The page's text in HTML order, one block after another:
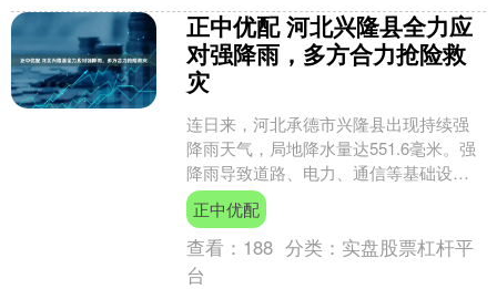
正中优配 河北兴隆县全力应
对强降雨，多方合力抢险救
灾
连日来，河北承德市兴隆县出现持续强
降雨天气，局地降水量达551.6毫米。强
降雨导致道路、电力、通信等基础设施
受损严重，部分群众生活受到影响。7月
23日18时至7....
正中优配
查看： 188 分类： 实盘股票杠杆平
台